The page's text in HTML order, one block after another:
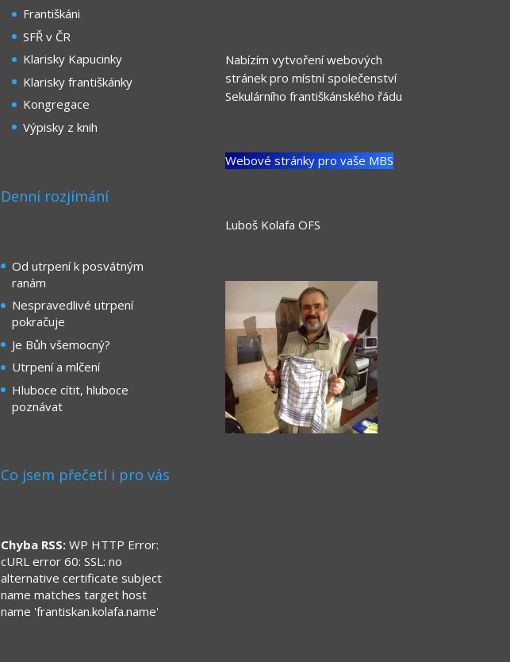
Františkáni
SFŘ v ČR
Klarisky Kapucinky
Klarisky františkánky
Kongregace
Výpisky z knih
Denní rozjímání
Od utrpení k posvátným
ranám
Nespravedlivé utrpení
pokračuje
Je Bůh všemocný?
Utrpení a mlčení
Hluboce cítit, hluboce
poznávat
Co jsem přečetl i pro vás
Chyba RSS:WP HTTP Error:
cURL error 60: SSL: no
alternative certificate subject
name matches target host
name 'frantiskan.kolafa.name'
Nabízím vytvoření webových
stránek pro místní společenství
Sekulárního františkánského řádu
Webové stránky pro vaše MBS
Luboš Kolafa OFS